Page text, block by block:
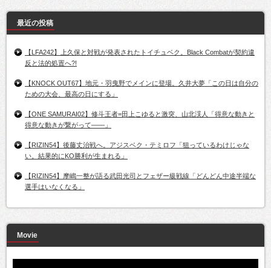
最近の投稿
【LFA242】上久保と対戦が発表されたトイチュベク。Black Combatが契約違
反と法的処置へ?!
【KNOCK OUT67】地元・羽曳野でメインに登場。久井大夢「この日は自分の
ための大会、最高の日にする」
【ONE SAMURAI02】修斗王者=田上こゆると激突、山北渓人「得意な動きと
得意な動きが繋がって――」
【RIZIN54】後藤丈治戦へ。アジスベク・テミロフ「狙っているわけじゃな
い。結果的にKO勝利が生まれる」
【RIZIN54】摩嶋一整が語る武田光司とフェザー級戦線「どんどん中途半端な
選手はいなくなる」
Movie